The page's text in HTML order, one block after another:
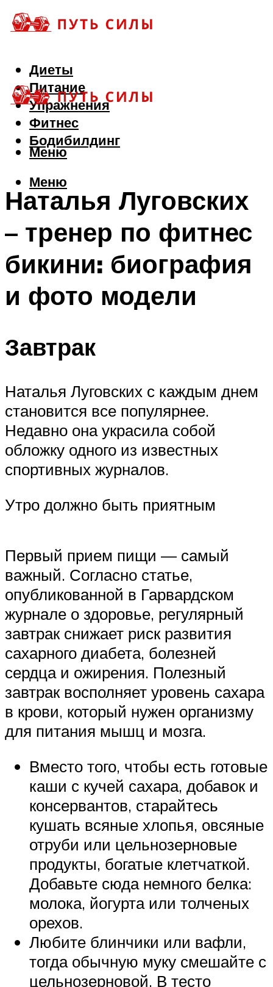
Диеты
Питание
Упражнения
Фитнес
Бодибилдинг
Меню
Меню
Наталья Луговских
– тренер по фитнес
бикини: биография
и фото модели
Завтрак
Наталья Луговских с каждым днем
становится все популярнее.
Недавно она украсила собой
обложку одного из известных
спортивных журналов.
Утро должно быть приятным
Первый прием пищи — самый
важный. Согласно статье,
опубликованной в Гарвардском
журнале о здоровье, регулярный
завтрак снижает риск развития
сахарного диабета, болезней
сердца и ожирения. Полезный
завтрак восполняет уровень сахара
в крови, который нужен организму
для питания мышц и мозга.
Вместо того, чтобы есть готовые
каши с кучей сахара, добавок и
консервантов, старайтесь
кушать всяные хлопья, овсяные
отруби или цельнозерновые
продукты, богатые клетчаткой.
Добавьте сюда немного белка:
молока, йогурта или толченых
орехов.
Любите блинчики или вафли,
тогда обычную муку смешайте с
цельнозерновой. В тесто